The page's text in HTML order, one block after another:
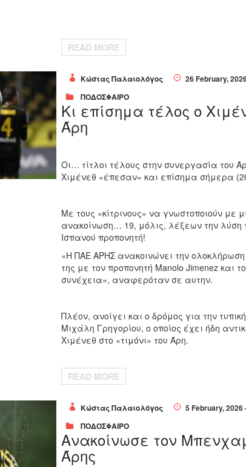
READ MORE
Κώστας Παλαιολόγος
26 February,
ΠΟΔΟΣΦΑΙΡΟ
Κι επίσημα τέλος ο
Άρη
Οι… τίτλοι τέλους στην συνεργασία του
Χιμένεθ «έπεσαν» και επίσημα σήμερα
Με τους «κίτρινους» να γνωστοποιούν με
ανακοίνωση… 19, μόλις, λέξεων την λύση
Ισπανού προπονητή!
«Η ΠΑΕ ΑΡΗΣ ανακοινώνει την
της με τον προπονητή Manolo Jimenez και
συνέχεια», αναφερόταν σε αυτην.
Πλέον, ανοίγει και ο δρόμος για την
Μιχάλη Γρηγορίου, ο οποίος έχει ήδη
Χιμένεθ στο «τιμόνι» του Άρη.
READ MORE
Κώστας Παλαιολόγος
5 February, 2026
ΠΟΔΟΣΦΑΙΡΟ
Ανακοίνωσε τον
Άρης